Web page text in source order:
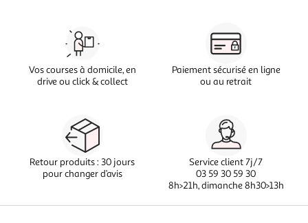
Vos courses à domicile, en
drive ou click & collect
Paiement sécurisé en ligne
ou au retrait
Retour produits : 30 jours
pour changer d’avis
Service client 7j/7
03 59 30 59 30
8h>21h, dimanche 8h30>13h